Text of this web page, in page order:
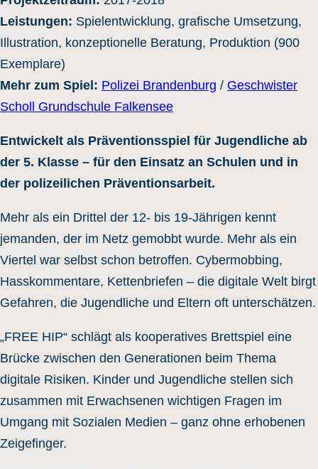
Leistungen: Spielentwicklung, grafische Umsetzung,
Illustration, konzeptionelle Beratung, Produktion (900
Exemplare)
Mehr zum Spiel: Polizei Brandenburg / Geschwister
Scholl Grundschule Falkensee
Entwickelt als Präventionsspiel für Jugendliche ab
der 5. Klasse – für den Einsatz an Schulen und in
der polizeilichen Präventionsarbeit.
Mehr als ein Drittel der 12- bis 19-Jährigen kennt
jemanden, der im Netz gemobbt wurde. Mehr als ein
Viertel war selbst schon betroffen. Cybermobbing,
Hasskommentare, Kettenbriefen – die digitale Welt birgt
Gefahren, die Jugendliche und Eltern oft unterschätzen.
„FREE HIP“ schlägt als kooperatives Brettspiel eine
Brücke zwischen den Generationen beim Thema
digitale Risiken. Kinder und Jugendliche stellen sich
zusammen mit Erwachsenen wichtigen Fragen im
Umgang mit Sozialen Medien – ganz ohne erhobenen
Zeigefinger.